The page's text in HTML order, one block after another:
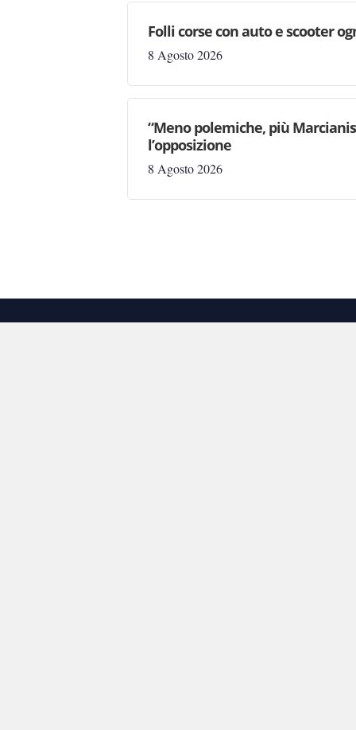
Folli corse con auto e scooter
8 Agosto 2026
“Meno polemiche, più
l’opposizione
8 Agosto 2026